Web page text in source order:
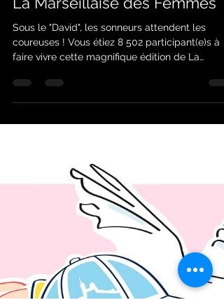
jean-marc
20 mai
1 min de lecture
La Marseillaise des Femmes
coureuses ! Vous étiez 8 502 participant(e)s à
nous sommes passés entre les gouttes !